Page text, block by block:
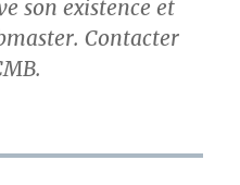
son existence et
Contacter